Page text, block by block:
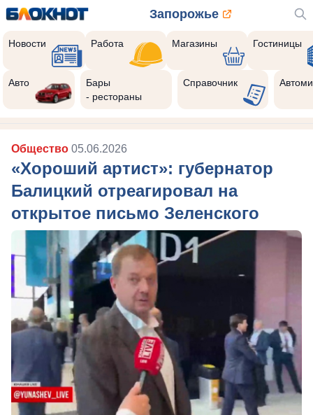
Запорожье
Новости Работа Магазины Гостиницы
Авто
Бары
- рестораны
Справочник
Общество 05.06.2026
«Хороший артист»: губернатор
Балицкий отреагировал на
открытое письмо Зеленского